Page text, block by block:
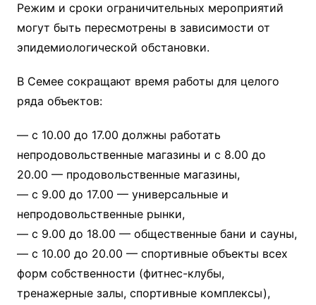
Режим и сроки ограничительных мероприятий
могут быть пересмотрены в зависимости от
эпидемиологической обстановки.
В Семее сокращают время работы для целого
ряда объектов:
— с 10.00 до 17.00 должны работать
непродовольственные магазины и с 8.00 до
20.00 — продовольственные магазины,
— с 9.00 до 17.00 — универсальные и
непродовольственные рынки,
— с 9.00 до 18.00 — общественные бани и сауны,
— с 10.00 до 20.00 — спортивные объекты всех
форм собственности (фитнес-клубы,
тренажерные залы, спортивные комплексы),